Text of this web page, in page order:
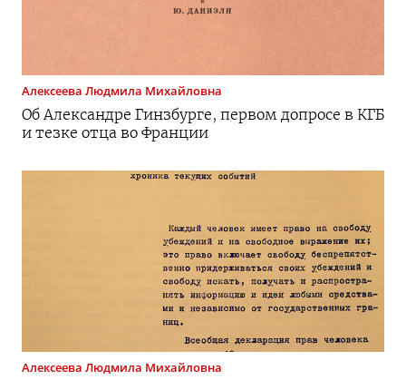
Алексеева Людмила Михайловна
Об Александре Гинзбурге, первом допросе в КГБ
и тезке отца во Франции
Алексеева Людмила Михайловна